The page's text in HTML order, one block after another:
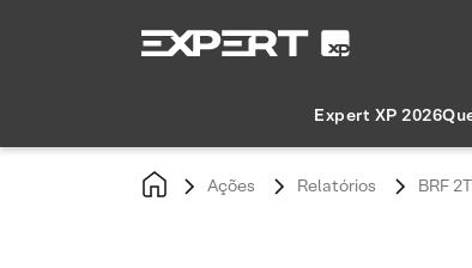
Expert XP 2026
Ações Relatórios BRF